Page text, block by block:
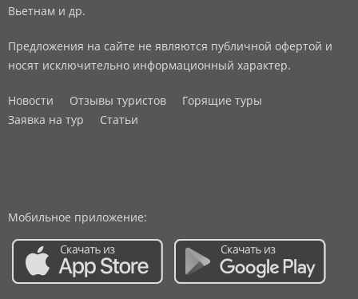
Вьетнам и др.
Предложения на сайте не являются публичной офертой и
носят исключительно информационный характер.
Новости Отзывы туристов
Горящие туры
Заявка на тур
Статьи
Мобильное приложение: